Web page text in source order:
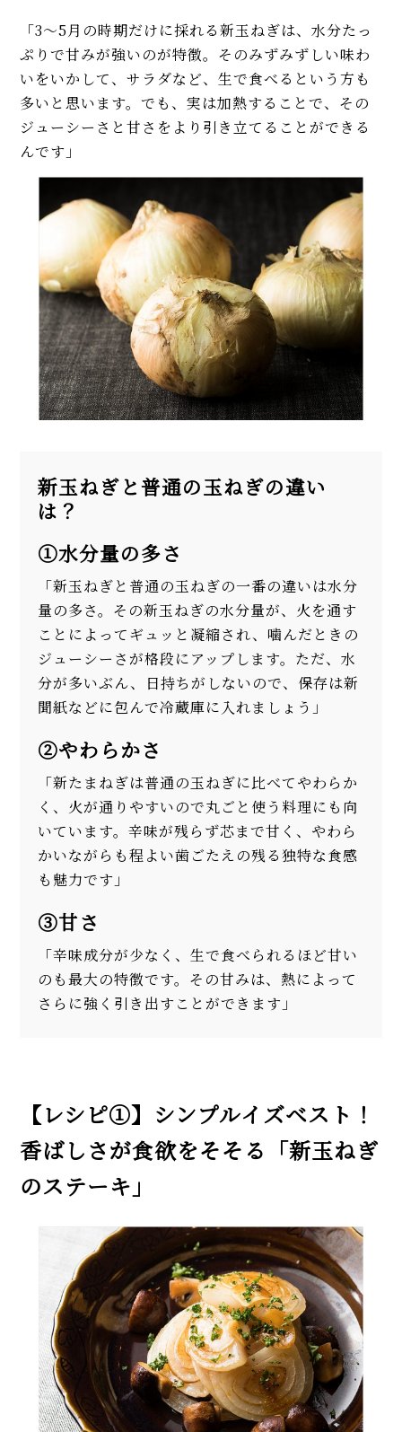
「3～5月の時期だけに採れる新玉ねぎは、水分たっ
ぷりで甘みが強いのが特徴。そのみずみずしい味わ
いをいかして、サラダなど、生で食べるという方も
多いと思います。でも、実は加熱することで、その
ジューシーさと甘さをより引き立てることができる
んです」
新玉ねぎと普通の玉ねぎの違い
は？
①水分量の多さ
「新玉ねぎと普通の玉ねぎの一番の違いは水分
量の多さ。その新玉ねぎの水分量が、火を通す
ことによってギュッと凝縮され、噛んだときの
ジューシーさが格段にアップします。ただ、水
分が多いぶん、日持ちがしないので、保存は新
聞紙などに包んで冷蔵庫に入れましょう」
②やわらかさ
「新たまねぎは普通の玉ねぎに比べてやわらか
く、火が通りやすいので丸ごと使う料理にも向
いています。辛味が残らず芯まで甘く、やわら
かいながらも程よい歯ごたえの残る独特な食感
も魅力です」
③甘さ
「辛味成分が少なく、生で食べられるほど甘い
のも最大の特徴です。その甘みは、熱によって
さらに強く引き出すことができます」
【レシピ①】シンプルイズベスト！
香ばしさが食欲をそそる「新玉ねぎ
のステーキ」
MORE